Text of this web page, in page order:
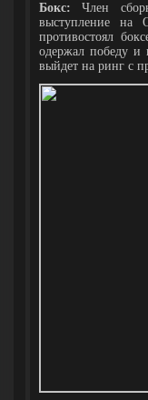
Бокс: Член
выступление на
противостоял
одержал победу и
выйдет на ринг с